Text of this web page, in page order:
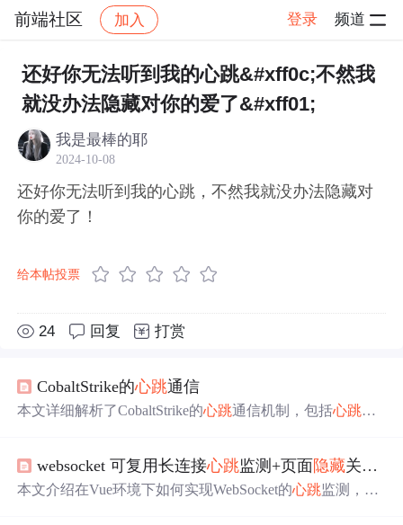
前端社区 加入 登录 频道
社区 前端社区 感慨 帖子详情
还好你无法听到我的心跳&#xff0c;不然我
就没办法隐藏对你的爱了&#xff01;
我是最棒的耶
2024-10-08
还好你无法听到我的心跳，不然我就没办法隐藏对
你的爱了！
给本帖投票
24 回复 打赏
CobaltStrike的心跳通信
本文详细解析了CobaltStrike的心跳通信机制，包括心跳包
websocket 可复用长连接心跳监测+页面隐藏关闭页面显示重启websocket+断线重连
本文介绍在Vue环境下如何实现WebSocket的心跳监测，确